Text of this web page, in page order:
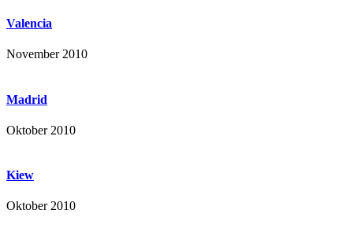
Valencia
November 2010
Madrid
Oktober 2010
Kiew
Oktober 2010